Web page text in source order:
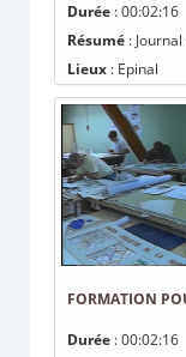
Durée : 00:02:16
Résumé :
Lieux : Epinal
FORMATION
Durée : 00:02:16